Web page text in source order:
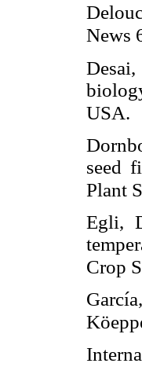
News
USA.
seed
Plant
Egli,
Crop